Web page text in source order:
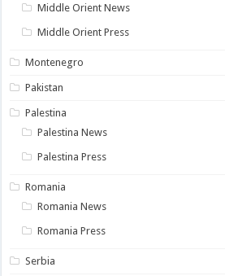
Middle Orient News
Middle Orient Press
Montenegro
Pakistan
Palestina
Palestina News
Palestina Press
Romania
Romania News
Romania Press
Serbia